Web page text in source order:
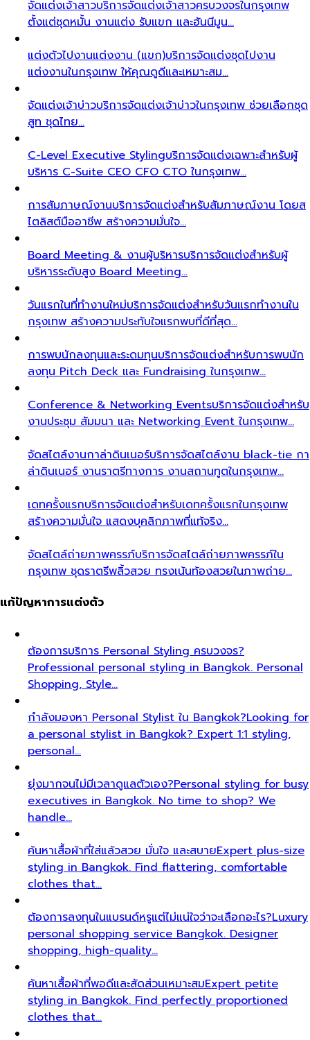
จัดแต่งเจ้าสาวบริการจัดแต่งเจ้าสาวครบวงจรในกรุงเทพ
ตั้งแต่ชุดหมั้น งานแต่ง รับแขก และฮันนีมูน…
แต่งตัวไปงานแต่งงาน (แขก)บริการจัดแต่งชุดไปงาน
แต่งงานในกรุงเทพ ให้คุณดูดีและเหมาะสม…
จัดแต่งเจ้าบ่าวบริการจัดแต่งเจ้าบ่าวในกรุงเทพ ช่วยเลือกชุด
สูท ชุดไทย…
C-Level Executive Stylingบริการจัดแต่งเฉพาะสำหรับผู้
บริหาร C-Suite CEO CFO CTO ในกรุงเทพ…
การสัมภาษณ์งานบริการจัดแต่งสำหรับสัมภาษณ์งาน โดยส
ไตลิสต์มืออาชีพ สร้างความมั่นใจ…
Board Meeting & งานผู้บริหารบริการจัดแต่งสำหรับผู้
บริหารระดับสูง Board Meeting…
วันแรกในที่ทำงานใหม่บริการจัดแต่งสำหรับวันแรกทำงานใน
กรุงเทพ สร้างความประทับใจแรกพบที่ดีที่สุด…
การพบนักลงทุนและระดมทุนบริการจัดแต่งสำหรับการพบนัก
ลงทุน Pitch Deck และ Fundraising ในกรุงเทพ…
Conference & Networking Eventsบริการจัดแต่งสำหรับ
งานประชุม สัมมนา และ Networking Event ในกรุงเทพ…
จัดสไตล์งานกาล่าดินเนอร์บริการจัดสไตล์งาน black-tie กา
ล่าดินเนอร์ งานราตรีทางการ งานสถานทูตในกรุงเทพ…
เดทครั้งแรกบริการจัดแต่งสำหรับเดทครั้งแรกในกรุงเทพ
สร้างความมั่นใจ แสดงบุคลิกภาพที่แท้จริง…
จัดสไตล์ถ่ายภาพครรภ์บริการจัดสไตล์ถ่ายภาพครรภ์ใน
กรุงเทพ ชุดราตรีพลิ้วสวย ทรงเน้นท้องสวยในภาพถ่าย…
แก้ปัญหาการแต่งตัว
ต้องการบริการ Personal Styling ครบวงจร?
Professional personal styling in Bangkok. Personal
Shopping, Style…
กำลังมองหา Personal Stylist ใน Bangkok?Looking for
a personal stylist in Bangkok? Expert 1:1 styling,
personal…
ยุ่งมากจนไม่มีเวลาดูแลตัวเอง?Personal styling for busy
executives in Bangkok. No time to shop? We
handle…
ค้นหาเสื้อผ้าที่ใส่แล้วสวย มั่นใจ และสบายExpert plus-size
styling in Bangkok. Find flattering, comfortable
clothes that…
ต้องการลงทุนในแบรนด์หรูแต่ไม่แน่ใจว่าจะเลือกอะไร?Luxury
personal shopping service Bangkok. Designer
shopping, high-quality…
ค้นหาเสื้อผ้าที่พอดีและสัดส่วนเหมาะสมExpert petite
styling in Bangkok. Find perfectly proportioned
clothes that…